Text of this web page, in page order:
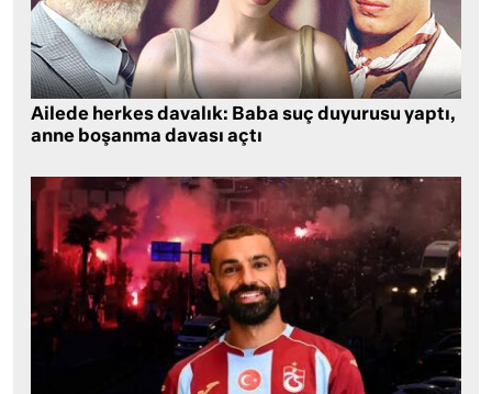
Ailede herkes davalık: Baba suç duyurusu yaptı,
anne boşanma davası açtı